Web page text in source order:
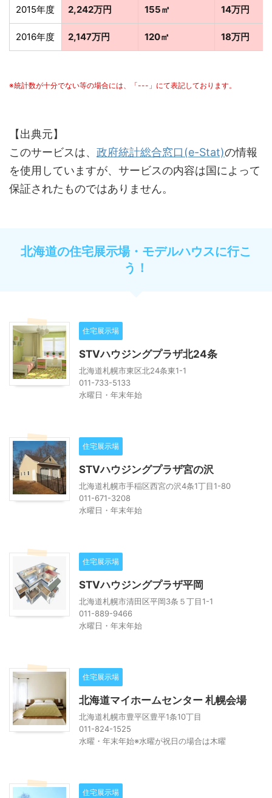
2015年度 2,242万円 155㎡ 14万円
2016年度 2,147万円 120㎡ 18万円
※統計数が十分でない等の場合には、「---」にて表記しております。
【出典元】
このサービスは、 政府統計総合窓口(e-Stat)の情報
を使用していますが、サービスの内容は国によって
保証されたものではありません。
北海道の住宅展示場・モデルハウスに行こ
う！
住宅展示場
STVハウジングプラザ北24条
北海道札幌市東区北24条東1-1
011-733-5133
水曜日・年末年始
住宅展示場
STVハウジングプラザ宮の沢
北海道札幌市手稲区西宮の沢4条1丁目1-80
011-671-3208
水曜日・年末年始
住宅展示場
STVハウジングプラザ平岡
北海道札幌市清田区平岡3条５丁目1-1
011-889-9466
水曜日・年末年始
住宅展示場
北海道マイホームセンター 札幌会場
北海道札幌市豊平区豊平1条10丁目
011-824-1525
水曜・年末年始※水曜が祝日の場合は木曜
住宅展示場